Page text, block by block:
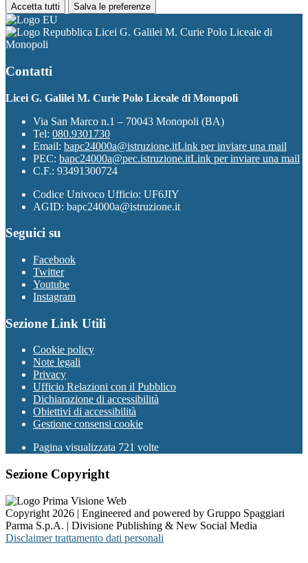
Accetta tutti Salva le preferenze
Licei G. Galilei M. Curie Polo Liceale di
Monopoli
Contatti
Licei G. Galilei M. Curie Polo Liceale di Monopoli
Via San Marco n.1 – 70043 Monopoli (BA)
Tel: 080.9301730
Email: bapc24000a@istruzione.itLink per inviare una mail
PEC: bapc24000a@pec.istruzione.itLink per inviare una mail
C.F.: 93491300724
Codice Univoco Ufficio: UF6JIY
AGID: bapc24000a@istruzione.it
Seguici su
Facebook
Twitter
Youtube
Instagram
Sezione Link Utili
Cookie policy
Note legali
Privacy
Ufficio Relazioni con il Pubblico
Dichiarazione di accessibilità
Obiettivi di accessibilità
Gestione consensi cookie
Pagina visualizzata 721 volte
Sezione Copyright
Copyright 2026 | Engineered and powered by Gruppo Spaggiari
Parma S.p.A. | Divisione Publishing & New Social Media
Disclaimer trattamento dati personali